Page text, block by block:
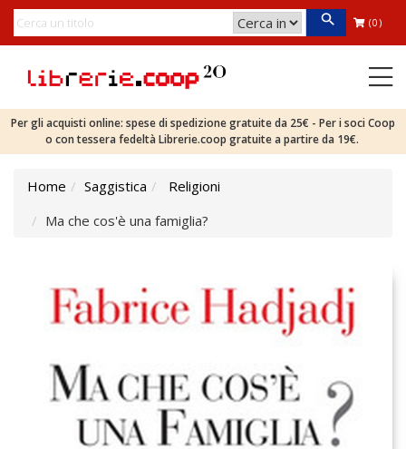
(0)
Per gli acquisti online: spese di spedizione gratuite da 25€ - Per i soci Coop
o con tessera fedeltà Librerie.coop gratuite a partire da 19€.
Home Saggistica
Religioni
Ma che cos'è una famiglia?